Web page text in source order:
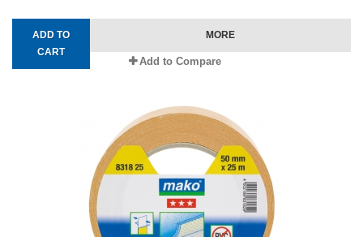
ADD TO
CART
MORE
Add to Compare